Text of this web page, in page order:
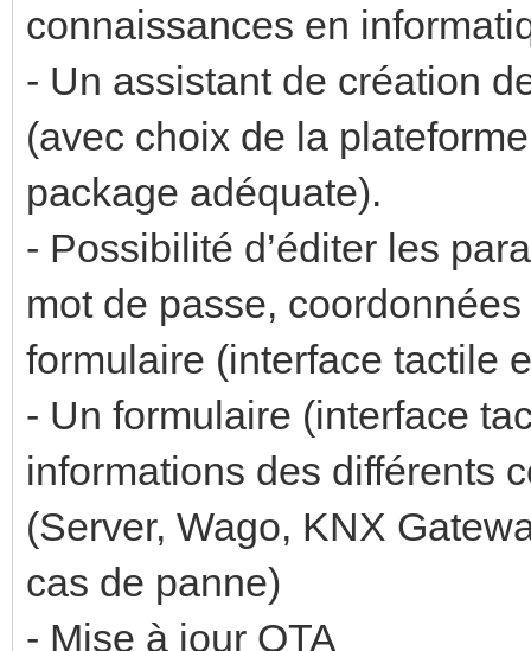
connaissances en
- Un assistant de création
(avec choix de la
package adéquate).
- Possibilité d’éditer les
mot de passe,
formulaire (interface tactile
- Un formulaire (interface
informations des différents
(Server, Wago, KNX
cas de panne)
- Mise à jour OTA